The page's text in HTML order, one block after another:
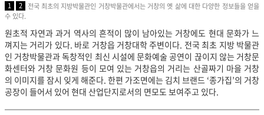
1
2 전국 최초의 지방박물관인 거창박물관에서는 거창의 옛 삶에 대한 다양한 정보들을 얻을
수 있다.
원초적 자연과 과거 역사의 흔적이 많이 남아있는 거창에도 현대 문화가 느
껴지는 거리가 있다. 바로 거창읍 거창대학 주변이다. 전국 최초 지방 박물관
인 거창박물관과 독창적인 최신 시설에 문화예술 공연이 끊이지 않는 거창문
화센터와 거창 문화원 등이 모여 있는 거창읍의 거리는 산골짜기 마을 거창
의 이미지를 잠시 잊게 해준다. 한편 가조면에는 김치 브랜드 ‘종가집’의 거창
공장이 들어서 있어 현대 산업단지로서의 면모도 보여주고 있다.